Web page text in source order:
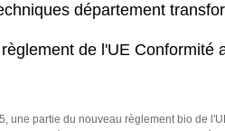
département
de l'UE Conformité
une partie du nouveau règlement bio de